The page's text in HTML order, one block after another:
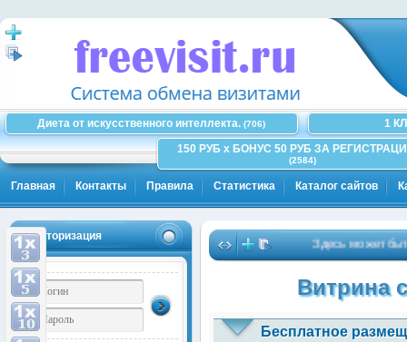
Диета от искусственного интеллекта. (706)
1
150 РУБ x БОНУС 50 РУБ ЗА
(2584)
Главная Контакты Правила Статистика Каталог сайтов
Авторизация
Здесь может быть
Витрина
Бесплатное